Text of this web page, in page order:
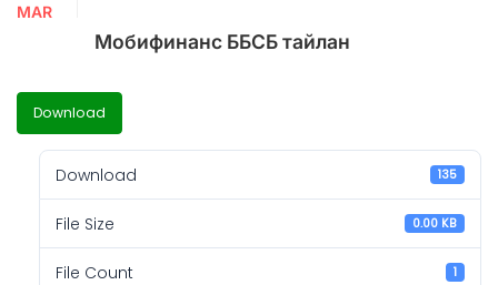
MAR
Мобифинанс ББСБ тайлан
Download
Download 135
File Size 0.00 KB
File Count 1